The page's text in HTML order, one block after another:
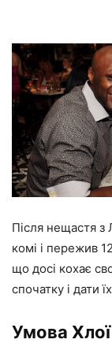
Після нещастя
комі і пережив
що досі кохає
спочатку і дати
Умова Хлої